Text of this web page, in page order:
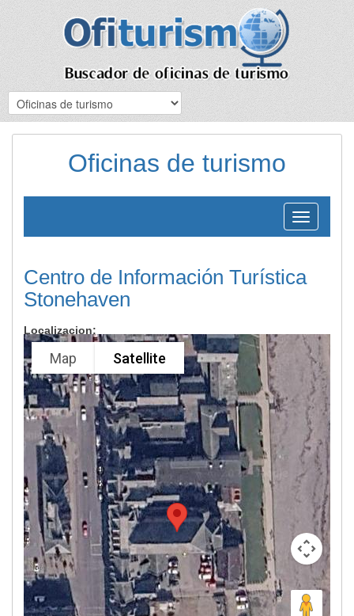
Oficinas de turismo
Toggle
navigation
Centro de Información Turística
Stonehaven
Localizacion:
Map Satellite